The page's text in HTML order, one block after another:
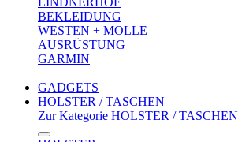
BEKLEIDUNG
WESTEN + MOLLE
AUSRÜSTUNG
GARMIN
GADGETS
HOLSTER / TASCHEN
Zur Kategorie HOLSTER / TASCHEN